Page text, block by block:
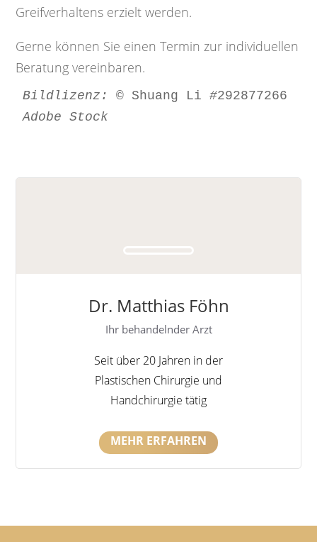
Greifverhaltens erzielt werden.
Gerne können Sie einen Termin zur individuellen
Beratung vereinbaren.
Bildlizenz: © Shuang Li #
Adobe Stock
Dr. Matthias Föhn
Ihr behandelnder Arzt
Seit über 20 Jahren in der
Plastischen Chirurgie und
Handchirurgie tätig
MEHR ERFAHREN